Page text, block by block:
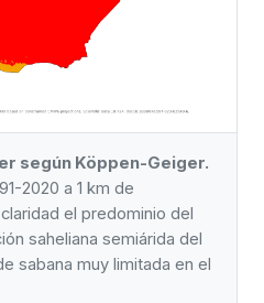
según Köppen-Geiger.
2020 a 1 km de
el predominio del
saheliana semiárida del
sabana muy limitada en el